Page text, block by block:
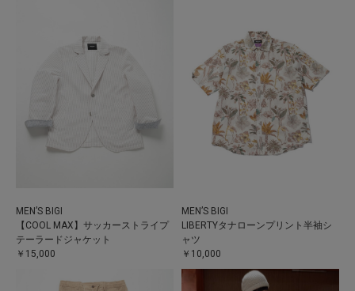
MEN’S BIGI
【COOL MAX】サッカーストライプ
テーラードジャケット
￥15,000
MEN’S BIGI
LIBERTYタナローンプリント半袖シ
ャツ
￥10,000